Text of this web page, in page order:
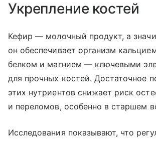
Укрепление костей
Кефир — молочный продукт, а
он обеспечивает организм
белком и магнием — ключевыми
для прочных костей. Достаточное
этих нутриентов снижает риск
и переломов, особенно в старшем
Исследования показывают, что